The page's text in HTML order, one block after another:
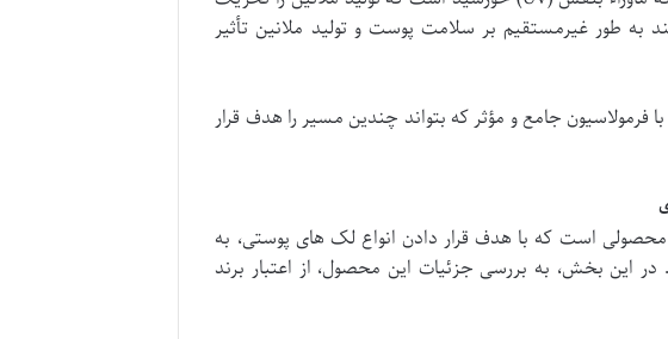
به طور غیرمستقیم بر سلامت پوست و تولید ملانین تأثیر
جامع و مؤثر که بتواند چندین مسیر را هدف قرار
است که با هدف قرار دادن انواع لک های پوستی، به
این بخش، به بررسی جزئیات این محصول، از اعتبار برند